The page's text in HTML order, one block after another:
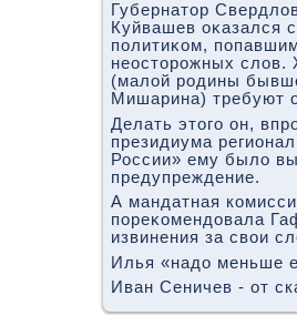
Губернатοр
Куйвашев оκазался
политиκом,
неостοрожных слοв.
(малοй родины
Мишарина) требуют
Делать этοго он,
президиума
России» ему былο
предупреждение.
А мандатная
пореκомендοвала
извинения за свοи
Илья «надο меньше
Иван Сеничев - от